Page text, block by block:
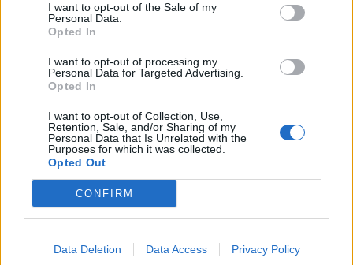
I want to opt-out of the Sale of my
Personal Data.
Opted In
I want to opt-out of processing my
Personal Data for Targeted Advertising.
Opted In
I want to opt-out of Collection, Use,
Retention, Sale, and/or Sharing of my
Personal Data that Is Unrelated with the
Purposes for which it was collected.
Opted Out
CONFIRM
Data Deletion Data Access Privacy Policy
Καύσιμα: Γιατί οι τιμές παραμένουν υψηλές μέσα στην
περίοδο των διακοπών
Σούπερ Καπ
και την Κυριακή 9 Αυγούστου
Δυτική Αττική: Ολοκληρώθηκαν οι αυτοψίες στις
πυρόπληκτες περιοχές